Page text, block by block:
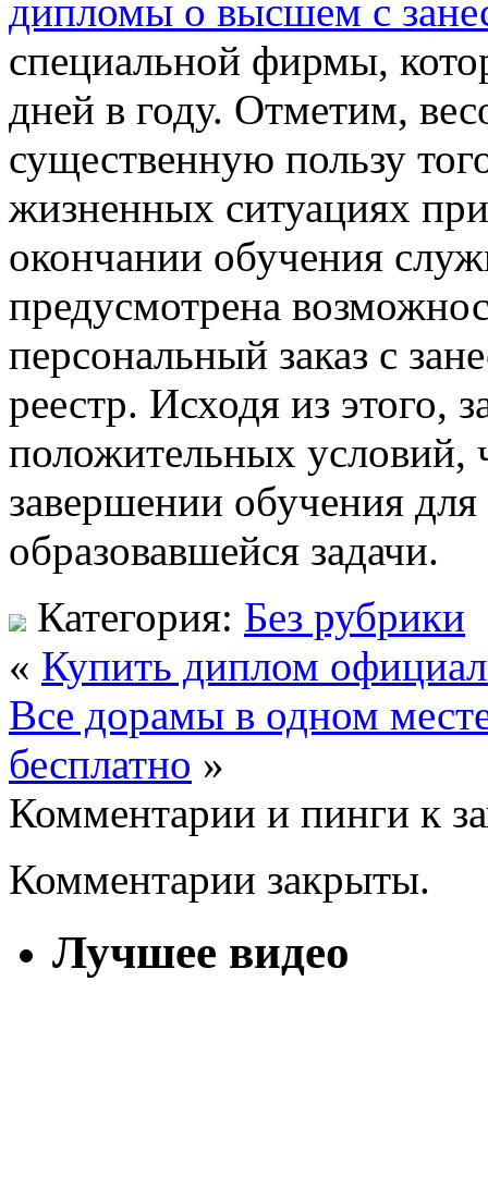
дипломы о высшем с
специальной фирмы,
дней в году. Отметим,
существенную пользу
жизненных ситуациях
окончании обучения
предусмотрена
персональный заказ с
реестр. Исходя из этого,
положительных условий,
завершении обучения
образовавшейся задачи.
Категория: Без рубрики
« Купить диплом
Все дорамы в одном
бесплатно »
Комментарии и пинги к
Комментарии закрыты.
Лучшее видео